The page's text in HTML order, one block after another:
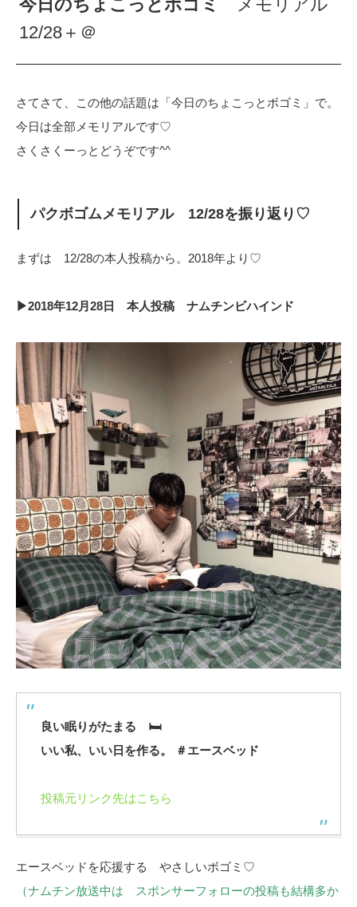
今日のちょこっとボゴミ
メモリアル
12/28＋＠
さてさて、この他の話題は「今日のちょこっとボゴミ」で。
今日は全部メモリアルです♡
さくさくーっとどうぞです^^
パクボゴムメモリアル 12/28を振り返り♡
まずは 12/28の本人投稿から。2018年より♡
▶2018年12月28日 本人投稿 ナムチンビハインド
良い眠りがたまる 🛏
いい私、いい日を作る。 ＃エースベッド
投稿元リンク先はこちら
エースベッドを応援する やさしいボゴミ♡
（ナムチン放送中は スポンサーフォローの投稿も結構多か